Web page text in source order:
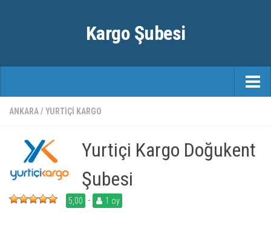
Kargo Şubesi
ANASAYFA
ŞEHIRLER
ANKARA/ YURTIÇI KARGO
Yurtiçi Kargo Doğukent
Şubesi
5,00 - 1 oy